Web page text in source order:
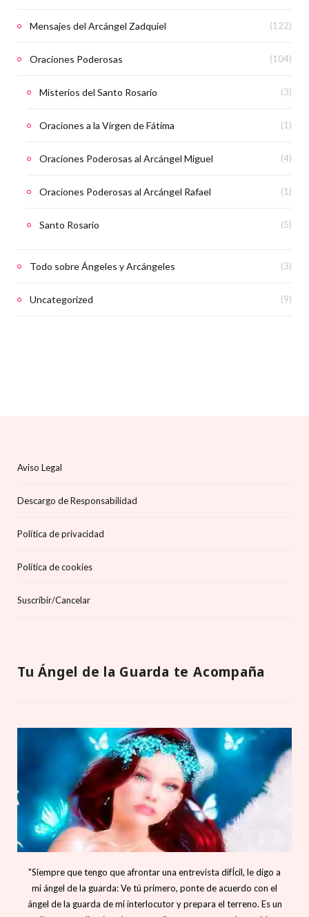
Mensajes del Arcángel Zadquiel (122)
Oraciones Poderosas (104)
Misterios del Santo Rosario (3)
Oraciones a la Virgen de Fátima (1)
Oraciones Poderosas al Arcángel Miguel (4)
Oraciones Poderosas al Arcángel Rafael (1)
Santo Rosario (5)
Todo sobre Ángeles y Arcángeles (3)
Uncategorized (9)
Aviso Legal
Descargo de Responsabilidad
Política de privacidad
Política de cookies
Suscríbir/Cancelar
Tu Ángel de la Guarda te Acompaña
"Siempre que tengo que afrontar una entrevista difÍcil, le digo a
mi ángel de la guarda: Ve tú primero, ponte de acuerdo con el
ángel de la guarda de mi interlocutor y prepara el terreno. Es un